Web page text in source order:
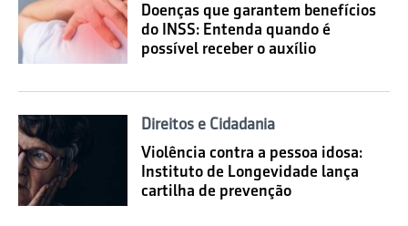
Doenças que garantem benefícios
do INSS: Entenda quando é
possível receber o auxílio
Direitos e Cidadania
Violência contra a pessoa idosa:
Instituto de Longevidade lança
cartilha de prevenção